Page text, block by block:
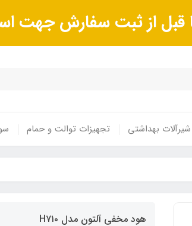
قبل از ثبت سفارش
شیرآلات بهداشتی تجهیزات توالت و حمام
هود مخفی آلتون مدل H۷۱۰